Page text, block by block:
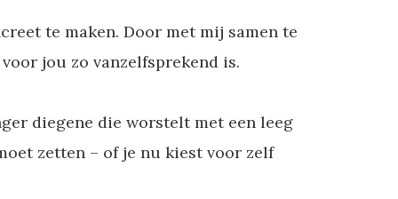
te maken. Door met mij samen te
jou zo vanzelfsprekend is.
diegene die worstelt met een leeg
zetten – of je nu kiest voor zelf